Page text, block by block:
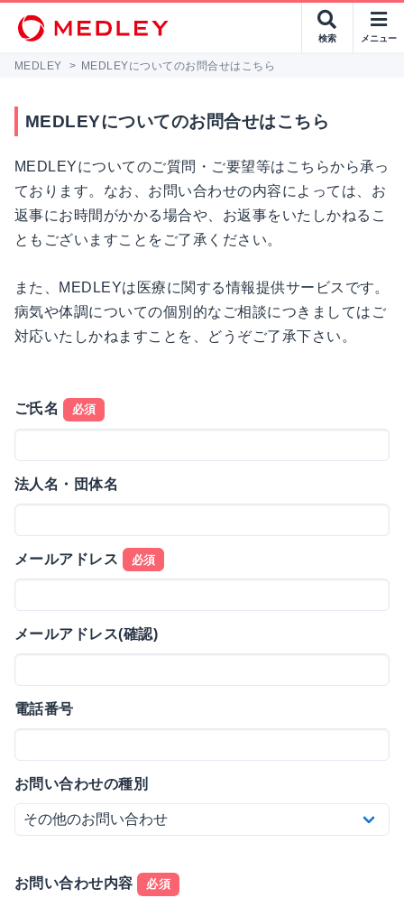
検索 メニュー
MEDLEY > MEDLEYについてのお問合せはこちら
MEDLEYについてのお問合せはこちら
MEDLEYについてのご質問・ご要望等はこちらから承っ
ております。なお、お問い合わせの内容によっては、お
返事にお時間がかかる場合や、お返事をいたしかねるこ
ともございますことをご了承ください。
また、MEDLEYは医療に関する情報提供サービスです。
病気や体調についての個別的なご相談につきましてはご
対応いたしかねますことを、どうぞご了承下さい。
ご氏名 必須
法人名・団体名
メールアドレス 必須
メールアドレス(確認)
電話番号
お問い合わせの種別
お問い合わせ内容 必須